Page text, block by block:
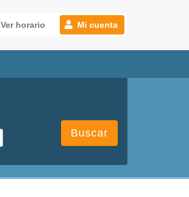
Ver horario Mi cuenta
Buscar